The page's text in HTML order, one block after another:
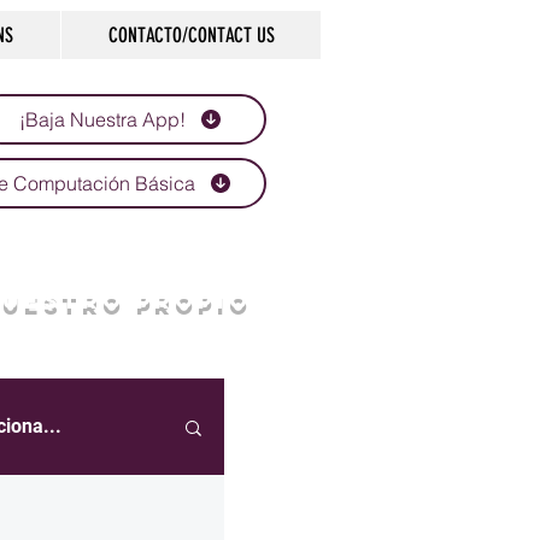
CONTACTO/CONTACT US
¡Baja Nuestra App!
Computación Básica
PROPIO